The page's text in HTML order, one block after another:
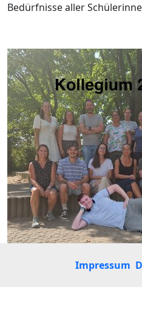
Bedürfnisse aller
Impressum